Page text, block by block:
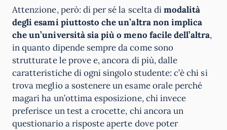
Attenzione, però: di per sé la scelta dimodalità
degli esami piuttosto che un’altra non implica
che un’università sia più o meno facile dell’altra,
in quanto dipende sempre da come sono
strutturate le prove e, ancora di più, dalle
caratteristiche di ogni singolo studente: c’è chi si
trova meglio a sostenere un esame orale perché
magari ha un’ottima esposizione, chi invece
preferisce un test a crocette, chi ancora un
questionario a risposte aperte dove poter